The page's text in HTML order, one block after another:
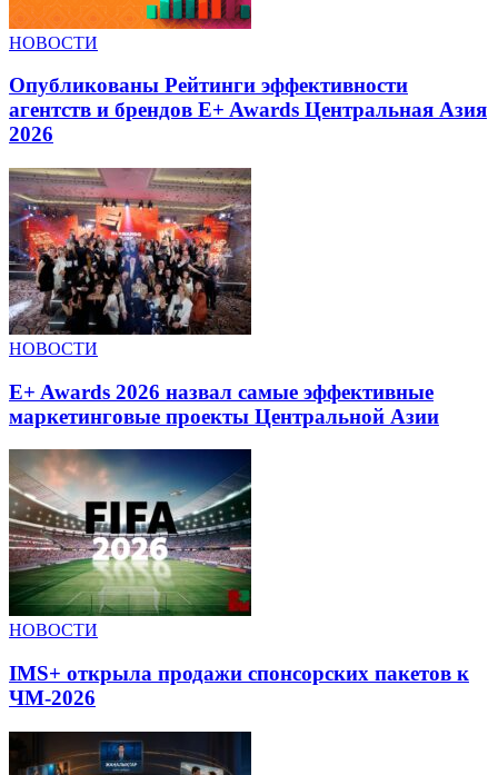
НОВОСТИ
Опубликованы Рейтинги эффективности
агентств и брендов E+ Awards Центральная Азия
2026
НОВОСТИ
E+ Awards 2026 назвал самые эффективные
маркетинговые проекты Центральной Азии
НОВОСТИ
IMS+ открыла продажи спонсорских пакетов к
ЧМ-2026